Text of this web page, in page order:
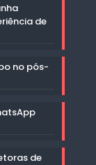
de
no pós-
de